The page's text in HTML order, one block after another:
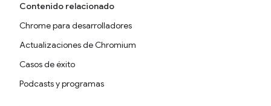
Contenido relacionado
Chrome para desarrolladores
Actualizaciones de Chromium
Casos de éxito
Podcasts y programas